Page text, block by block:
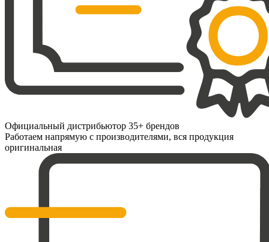
Официальный дистрибьютор 35+ брендов
Работаем напрямую с производителями, вся продукция
оригинальная